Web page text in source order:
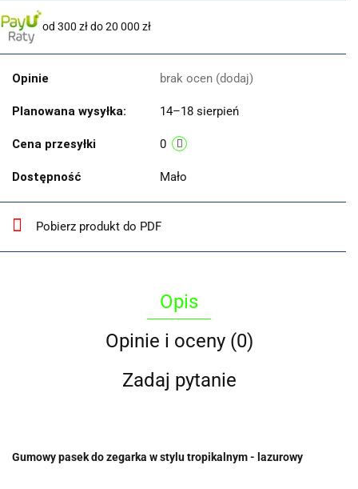
od 300 zł do 20 000 zł
Opinie brak ocen (dodaj)
Planowana wysyłka: 14–18 sierpień
Cena przesyłki 0
Dostępność Mało
Pobierz produkt do PDF
Opis
Opinie i oceny (0)
Zadaj pytanie
Gumowy pasek do zegarka w stylu tropikalnym - lazurowy